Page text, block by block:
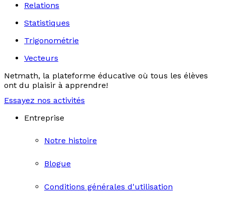
Relations
Statistiques
Trigonométrie
Vecteurs
Netmath, la plateforme éducative où tous les élèves
ont du plaisir à apprendre!
Essayez nos activités
Entreprise
Notre histoire
Blogue
Conditions générales d'utilisation